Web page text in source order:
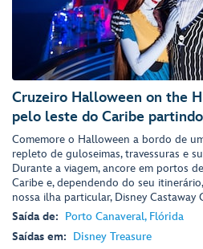
Cruzeiro Halloween on the
pelo leste do Caribe
Comemore o Halloween a bordo de
repleto de guloseimas, travessuras e
Durante a viagem, ancore em portos
Caribe e, dependendo do seu
nossa ilha particular, Disney Castaway
Saída de: Porto Canaveral, Flórida
Saídas em: Disney Treasure